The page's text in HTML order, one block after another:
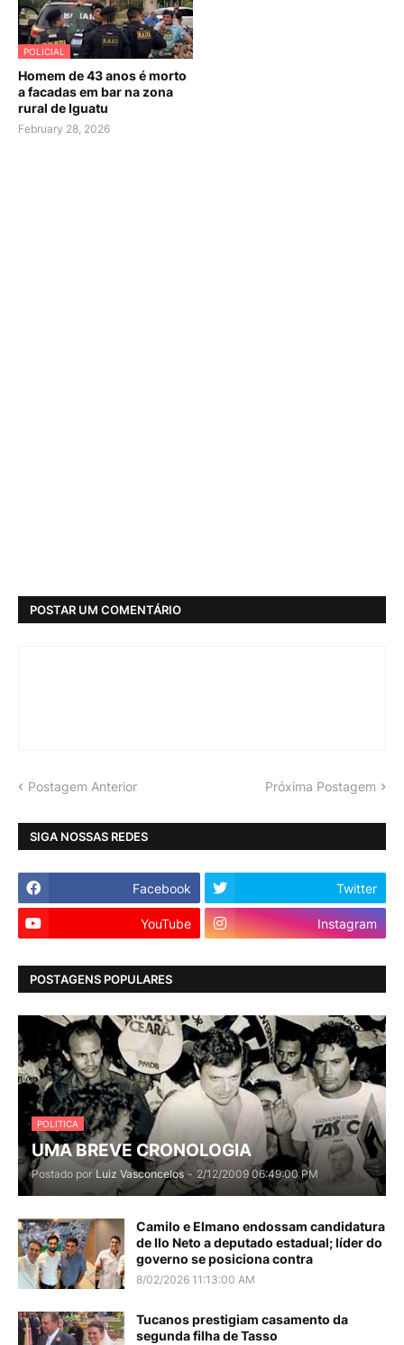
POLICIAL
Homem de 43 anos é morto
a facadas em bar na zona
rural de Iguatu
February 28, 2026
POSTAR UM COMENTÁRIO
Postagem Anterior Próxima Postagem
SIGA NOSSAS REDES
Facebook Twitter
YouTube Instagram
POSTAGENS POPULARES
POLITICA
UMA BREVE CRONOLOGIA
Postado por Luiz Vasconcelos - 2/12/2009 06:49:00 PM
Camilo e Elmano endossam candidatura
de Ilo Neto a deputado estadual; líder do
governo se posiciona contra
8/02/2026 11:13:00 AM
Tucanos prestigiam casamento da
segunda filha de Tasso